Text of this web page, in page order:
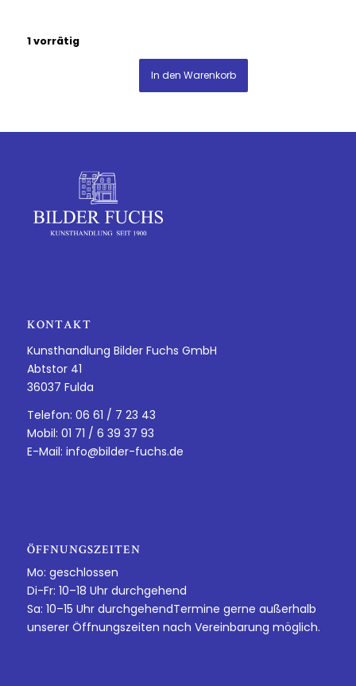
1 vorrätig
In den Warenkorb
KONTAKT
Kunsthandlung Bilder Fuchs GmbH
Abtstor 41
36037 Fulda
Telefon: 06 61 / 7 23 43
Mobil: 01 71 / 6 39 37 93
E-Mail: info@bilder-fuchs.de
ÖFFNUNGSZEITEN
Mo: geschlossen
Di-Fr: 10–18 Uhr durchgehend
Sa: 10–15 Uhr durchgehendTermine gerne außerhalb
unserer Öffnungszeiten nach Vereinbarung möglich.